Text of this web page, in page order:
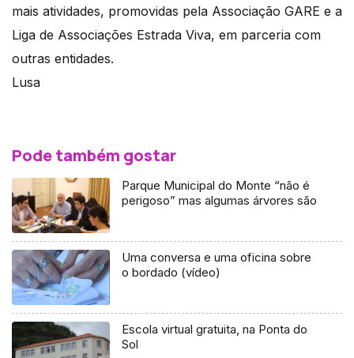
mais atividades, promovidas pela Associação GARE e a
Liga de Associações Estrada Viva, em parceria com
outras entidades.
Lusa
Pode também gostar
Parque Municipal do Monte “não é
perigoso” mas algumas árvores são
Uma conversa e uma oficina sobre
o bordado (vídeo)
Escola virtual gratuita, na Ponta do
Sol